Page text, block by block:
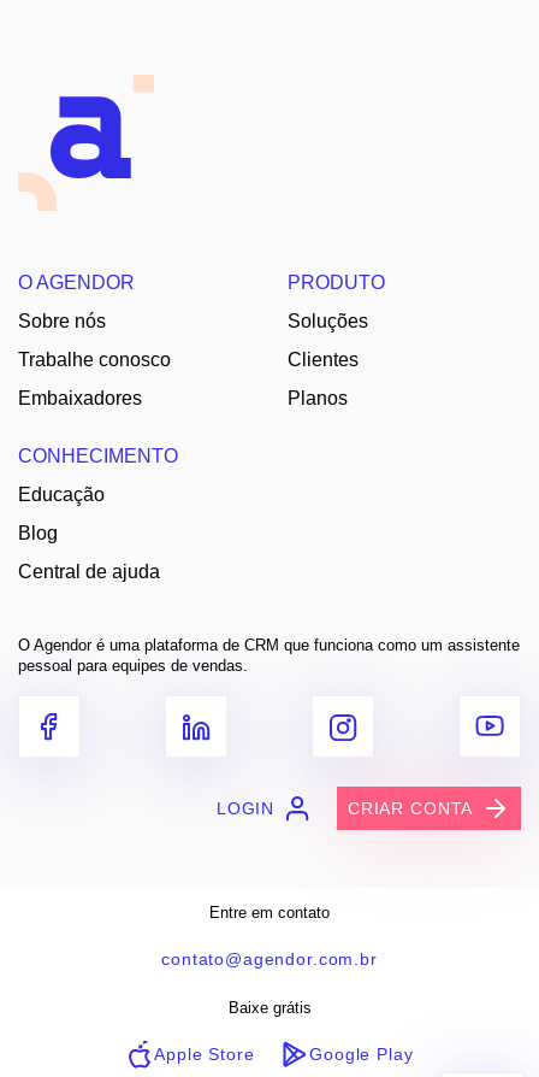
O AGENDOR
Sobre nós
Trabalhe conosco
Embaixadores
PRODUTO
Soluções
Clientes
Planos
CONHECIMENTO
Educação
Blog
Central de ajuda
O Agendor é uma plataforma de CRM que funciona como um assistente
pessoal para equipes de vendas.
LOGIN CRIAR CONTA
Entre em contato
contato@agendor.com.br
Baixe grátis
Apple Store Google Play